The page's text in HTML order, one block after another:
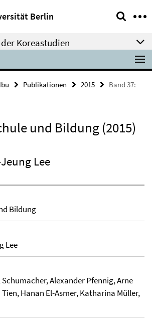
Berlin
Koreastudien
Publikationen 2015
Band 37:
und Bildung (2015)
Lee
Bildung
Lee
Schumacher, Alexander Pfennig, Arne
Tien, Hanan El-Asmer, Katharina Müller,